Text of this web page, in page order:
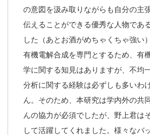
の意図を汲み取りながらも自分の主
伝えることができる優秀な人物であ
した（あとお酒がめちゃくちゃ強い
有機電解合成を専門とするため、有
学に関する知見はありますが、不均
分析に関する経験は必ずしも多いわ
ん。そのため、本研究は学内外の共
んの協力が必須でしたが、野上君は
して活躍してくれました。様々なバ